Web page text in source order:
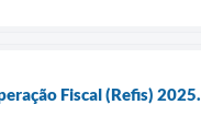
Fiscal (Refis) 2025.